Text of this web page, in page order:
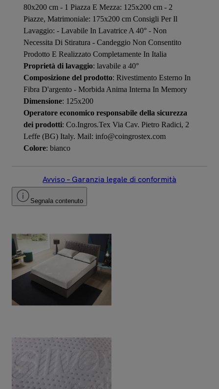
80x200 cm - 1 Piazza E Mezza: 125x200 cm - 2
Piazze, Matrimoniale: 175x200 cm Consigli Per Il
Lavaggio: - Lavabile In Lavatrice A 40° - Non
Necessita Di Stiratura - Candeggio Non Consentito
Prodotto E Realizzato Completamente In Italia
Proprietà di lavaggio: lavabile a 40°
Composizione del prodotto: Rivestimento Esterno In
Fibra D'argento - Morbida Anima Interna In Memory
Dimensione: 125x200
Operatore economico responsabile della sicurezza
dei prodotti: Co.Ingros.Tex Via Cav. Pietro Radici, 2
Leffe (BG) Italy. Mail: info@coingrostex.com
Colore: bianco
Avviso – Garanzia legale di conformità
Segnala contenuto